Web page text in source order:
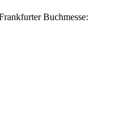
Buchmesse: